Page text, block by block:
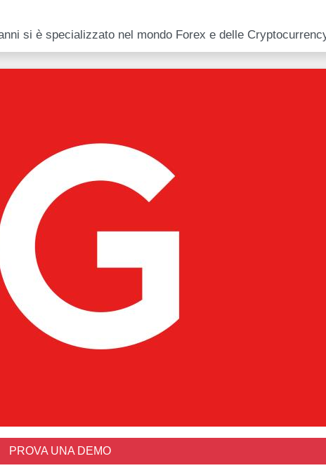
si è specializzato nel mondo Forex e delle
PROVA UNA DEMO